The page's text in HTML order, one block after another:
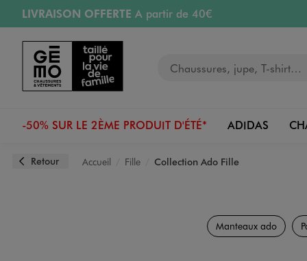
Aller au contenu principal
Aller à la navigation
LIVRAISON OFFERTE A partir de 40€
RETRAIT ET LIVRAISON OFFERTE
PAYEZ EN 3x SANS FRAIS
dès 50€
Retours OFFERTSpendant 30 jours
-50% SUR LE 2ÈME PRODUIT D'ÉTÉ* ADIDAS
Retour Accueil Fille Collection Ado Fille
Manteaux ado